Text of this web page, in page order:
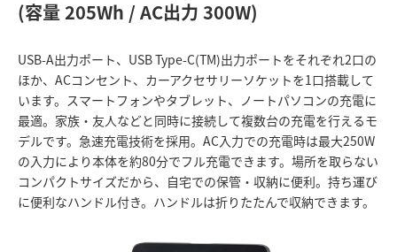
(容量 205Wh / AC出力 300W)
USB-A出力ポート、USB Type-C(TM)出力ポートをそれぞれ2口の
ほか、ACコンセント、カーアクセサリーソケットを1口搭載して
います。スマートフォンやタブレット、ノートパソコンの充電に
最適。家族・友人などと同時に接続して複数台の充電を行えるモ
デルです。急速充電技術を採用。AC入力での充電時は最大250W
の入力により本体を約80分でフル充電できます。場所を取らない
コンパクトサイズだから、自宅での保管・収納に便利。持ち運び
に便利なハンドル付き。ハンドルは折りたたんで収納できます。